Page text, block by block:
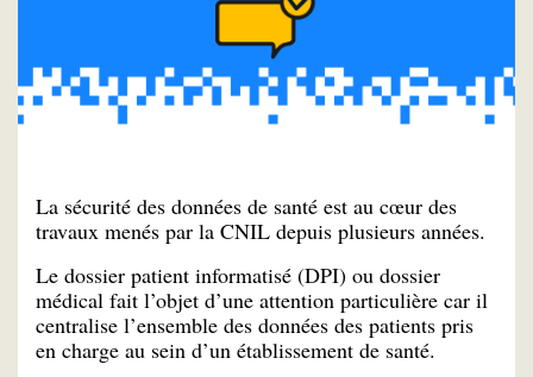
La sécurité des données de santé est au cœur des
travaux menés par la CNIL depuis plusieurs années.
Le dossier patient informatisé (DPI) ou dossier
médical fait l’objet d’une attention particulière car il
centralise l’ensemble des données des patients pris
en charge au sein d’un établissement de santé.